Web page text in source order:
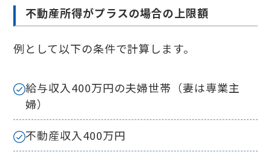
不動産所得がプラスの場合の上限額
例として以下の条件で計算します。
給与収入400万円の夫婦世帯（妻は専業主
婦）
不動産収入400万円